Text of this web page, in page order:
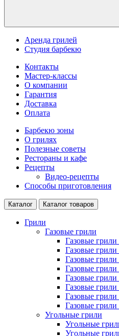
Аренда грилей
Студия барбекю
Контакты
Мастер-классы
О компании
Гарантия
Доставка
Оплата
Барбекю зоны
О грилях
Полезные советы
Рестораны и кафе
Рецепты
Видео-рецепты
Способы приготовления
Каталог Каталог товаров
Грили
Газовые грили
Газовые грили
Газовые грили
Газовые грили
Газовые
Газовые
Газовые
Газовые
Газовые
Угольные грили
Угольные
Угольные